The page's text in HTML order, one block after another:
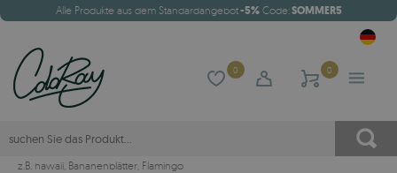
Alle Produkte aus dem Standardangebot-5%Code:SOMMER5
0 0
z.B. hawaii, Bananenblätter, Flamingo